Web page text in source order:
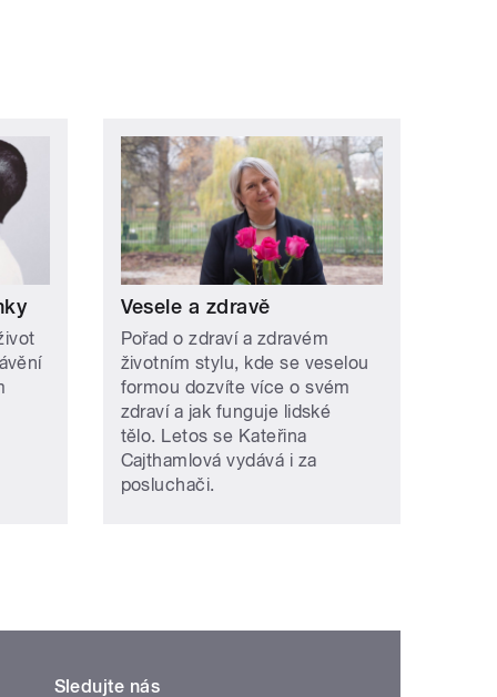
Vesele a zdravě
Pořad o zdraví a zdravém
životním stylu, kde se veselou
formou dozvíte více o svém
zdraví a jak funguje lidské
tělo. Letos se Kateřina
Cajthamlová vydává i za
posluchači.
Sledujte nás